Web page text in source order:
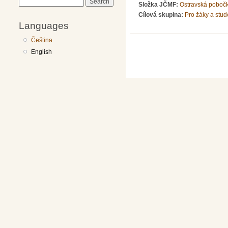
Languages
Čeština
English
Složka JČMF: Ostravská
Cílová skupina: Pro žáky a